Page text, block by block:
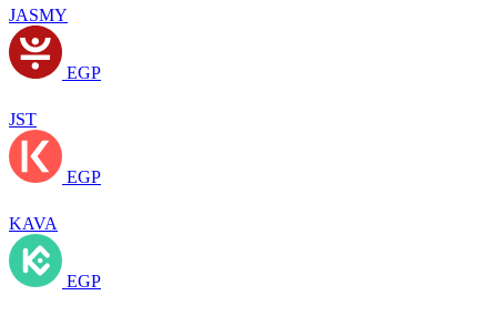
JASMY
EGP
JST
EGP
KAVA
EGP